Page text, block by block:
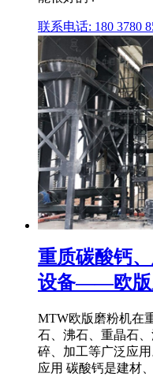
联系电话: 180 3780
重质碳酸钙
设备——欧版
MTW欧版磨粉机在
石、沸石、重晶石
碎、加工等广泛应
应用 碳酸钙是建材